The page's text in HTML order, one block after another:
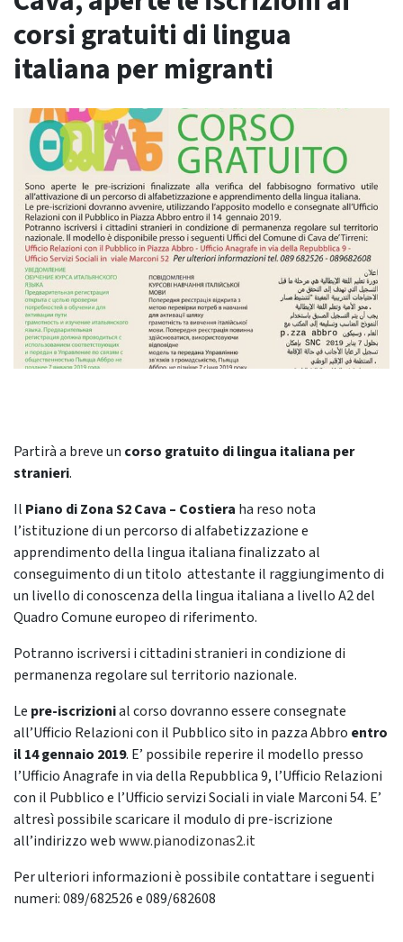
corsi gratuiti di lingua
italiana per migranti
Partirà a breve un corso gratuito di lingua italiana per
stranieri.
Il Piano di Zona S2 Cava – Costiera ha reso nota
l’istituzione di un percorso di alfabetizzazione e
apprendimento della lingua italiana finalizzato al
conseguimento di un titolo attestante il raggiungimento di
un livello di conoscenza della lingua italiana a livello A2 del
Quadro Comune europeo di riferimento.
Potranno iscriversi i cittadini stranieri in condizione di
permanenza regolare sul territorio nazionale.
Le pre-iscrizionial corso dovranno essere consegnate
all’Ufficio Relazioni con il Pubblico sito in pazza Abbro entro
il 14 gennaio 2019. E’ possibile reperire il modello presso
l’Ufficio Anagrafe in via della Repubblica 9, l’Ufficio Relazioni
con il Pubblico e l’Ufficio servizi Sociali in viale Marconi 54. E’
altresì possibile scaricare il modulo di pre-iscrizione
all’indirizzo webwww.pianodizonas2.it
Per ulteriori informazioni è possibile contattare i seguenti
numeri: 089/682526 e 089/682608